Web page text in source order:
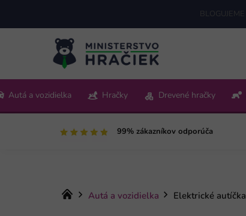
obsah
BLOGUJEME
Pon-Pia 9:00-15:00
Autá a vozidielka Hračky Drevené hračky
99% zákazníkov odporúča
Domov
Autá a vozidielka Elektrické autíčka